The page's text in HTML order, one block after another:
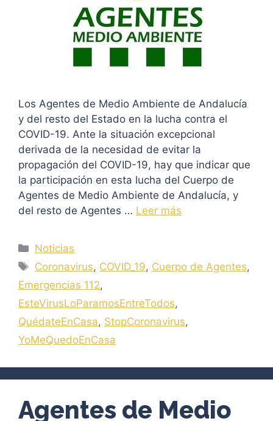
Los Agentes de Medio Ambiente de Andalucía
y del resto del Estado en la lucha contra el
COVID-19. Ante la situación excepcional
derivada de la necesidad de evitar la
propagación del COVID-19, hay que indicar que
la participación en esta lucha del Cuerpo de
Agentes de Medio Ambiente de Andalucía, y
del resto de Agentes … Leer más
Categorías
Noticias
Etiquetas
Coronavirus, COVID_19, Cuerpo de Agentes,
Emergencias 112,
EsteVirusLoParamosEntreTodos,
QuédateEnCasa, StopCoronavirus,
YoMeQuedoEnCasa
Agentes de Medio